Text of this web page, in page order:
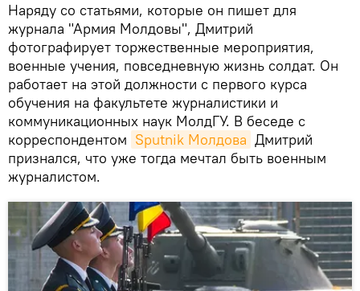
Наряду со статьями, которые он пишет для
журнала "Армия Молдовы", Дмитрий
фотографирует торжественные мероприятия,
военные учения, повседневную жизнь солдат. Он
работает на этой должности с первого курса
обучения на факультете журналистики и
коммуникационных наук МолдГУ. В беседе с
корреспондентом Sputnik Молдова Дмитрий
признался, что уже тогда мечтал быть военным
журналистом.